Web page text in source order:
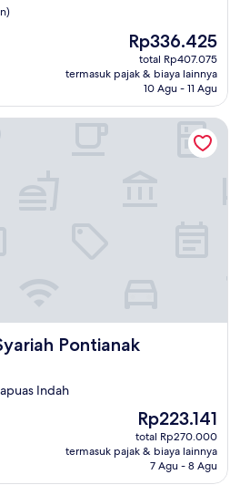
Harga
sekarang
Rp336.425
Rp336.425
total Rp407.075
termasuk pajak & biaya lainnya
10 Agu - 11 Agu
Pontianak
Pontianak
Indah
Harga
sekarang
Rp223.141
Rp223.141
total Rp270.000
termasuk pajak & biaya lainnya
7 Agu - 8 Agu